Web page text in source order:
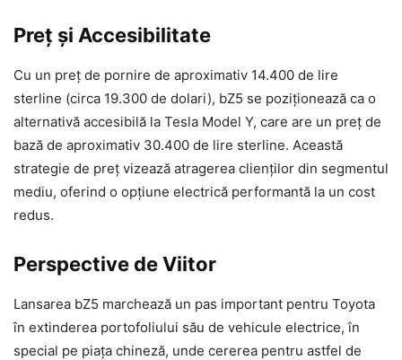
Preț și Accesibilitate
Cu un preț de pornire de aproximativ 14.400 de lire
sterline (circa 19.300 de dolari), bZ5 se poziționează ca o
alternativă accesibilă la Tesla Model Y, care are un preț de
bază de aproximativ 30.400 de lire sterline. Această
strategie de preț vizează atragerea clienților din segmentul
mediu, oferind o opțiune electrică performantă la un cost
redus.
Perspective de Viitor
Lansarea bZ5 marchează un pas important pentru Toyota
în extinderea portofoliului său de vehicule electrice, în
special pe piața chineză, unde cererea pentru astfel de